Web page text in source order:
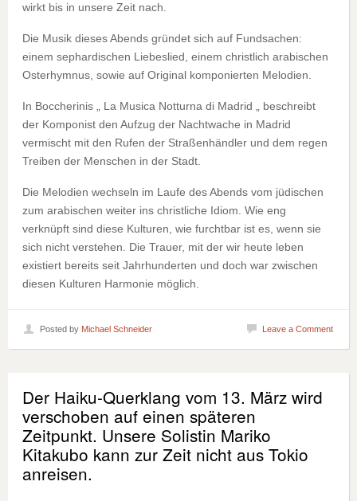
wirkt bis in unsere Zeit nach.
Die Musik dieses Abends gründet sich auf Fundsachen:
einem sephardischen Liebeslied, einem christlich arabischen
Osterhymnus, sowie auf Original komponierten Melodien.
In Boccherinis „ La Musica Notturna di Madrid „ beschreibt
der Komponist den Aufzug der Nachtwache in Madrid
vermischt mit den Rufen der Straßenhändler und dem regen
Treiben der Menschen in der Stadt.
Die Melodien wechseln im Laufe des Abends vom jüdischen
zum arabischen weiter ins christliche Idiom. Wie eng
verknüpft sind diese Kulturen, wie furchtbar ist es, wenn sie
sich nicht verstehen. Die Trauer, mit der wir heute leben
existiert bereits seit Jahrhunderten und doch war zwischen
diesen Kulturen Harmonie möglich.
Posted by Michael Schneider Leave a Comment
Der Haiku-Querklang vom 13. März wird
verschoben auf einen späteren
Zeitpunkt. Unsere Solistin Mariko
Kitakubo kann zur Zeit nicht aus Tokio
anreisen.